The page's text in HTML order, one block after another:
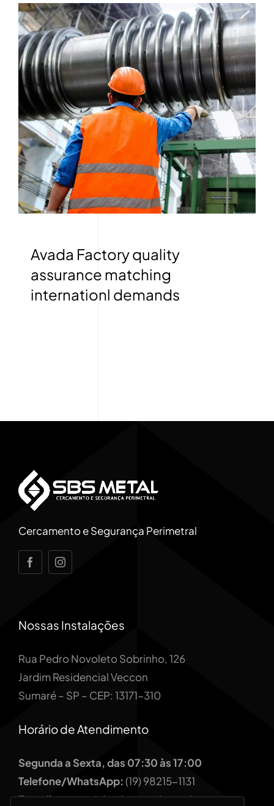
Avada Factory quality
assurance matching
internationl demands
Cercamento e Segurança Perimetral
Nossas Instalações
Rua Pedro Novoleto Sobrinho, 126
Jardim Residencial Veccon
Sumaré – SP – CEP: 13171-310
Horário de Atendimento
Segunda a Sexta, das 07:30 às 17:00
Telefone/WhatsApp:(19) 98215-1131
E-mail:comercial@sbsmetal.com.br